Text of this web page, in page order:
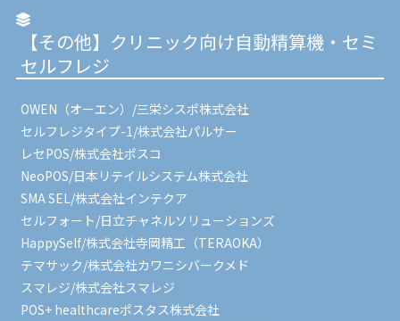
【その他】クリニック向け自動精算機・セミ
セルフレジ
OWEN（オーエン）/三栄シスポ株式会社
セルフレジタイプ-1/株式会社パルサー
レセPOS/株式会社ポスコ
NeoPOS/日本リテイルシステム株式会社
SMA SEL/株式会社インテクア
セルフォート/日立チャネルソリューションズ
HappySelf/株式会社寺岡精工（TERAOKA）
テマサック/株式会社カワニシバークメド
スマレジ/株式会社スマレジ
POS+ healthcareポスタス株式会社